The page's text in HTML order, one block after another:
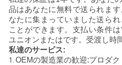
リ
シ
ー
品はあなたに無料で送られま
なたに集まっていました送ら
ことができます。支払い条件
ユニオンまたはです。受渡し時
私達のサービス:
1. OEMの製造業の歓迎:プロダ